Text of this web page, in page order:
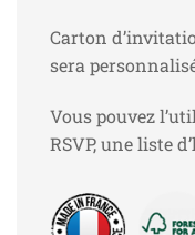
Carton
sera
Vous pouvez
RSVP, une liste